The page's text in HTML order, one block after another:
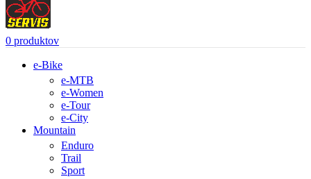
0 produktov
e-Bike
e-MTB
e-Women
e-Tour
e-City
Mountain
Enduro
Trail
Sport